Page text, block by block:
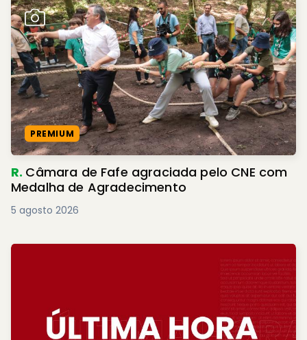
PREMIUM
R. Câmara de Fafe agraciada pelo CNE com
Medalha de Agradecimento
5 agosto 2026